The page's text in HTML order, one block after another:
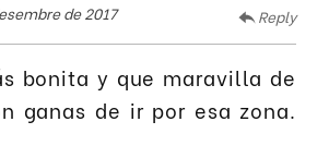
de 2017 Reply
bonita y que maravilla de
ganas de ir por esa zona.